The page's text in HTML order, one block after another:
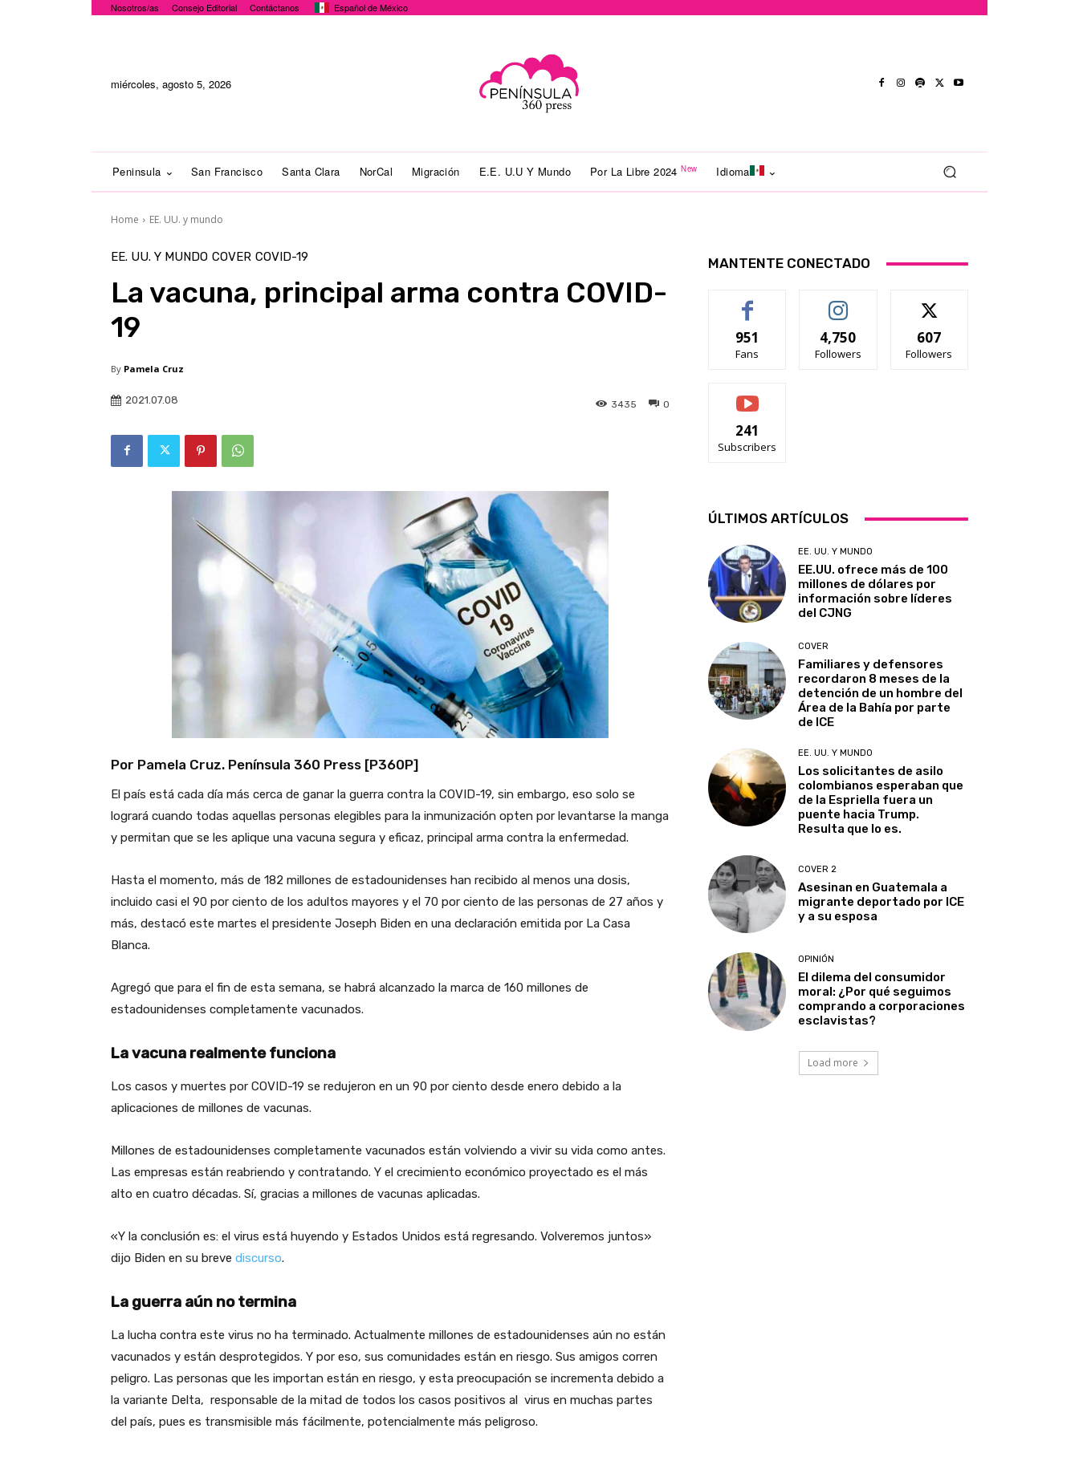
Nosotros/as Consejo Editorial Contáctanos Español de México
miércoles, agosto 5, 2026
Peninsula San Francisco Santa Clara NorCal Migración E.E. U.U Y Mundo Por La Libre 2024New Idioma
Home EE. UU. y mundo
EE. UU. Y MUNDO COVER COVID-19
La vacuna, principal arma contra COVID-
19
By Pamela Cruz
2021.07.08 0
3435
Por Pamela Cruz. Península 360 Press [P360P]
El país está cada día más cerca de ganar la guerra contra la COVID-19, sin embargo, eso solo se
logrará cuando todas aquellas personas elegibles para la inmunización opten por levantarse la manga
y permitan que se les aplique una vacuna segura y eficaz, principal arma contra la enfermedad.
Hasta el momento, más de 182 millones de estadounidenses han recibido al menos una dosis,
incluido casi el 90 por ciento de los adultos mayores y el 70 por ciento de las personas de 27 años y
más, destacó este martes el presidente Joseph Biden en una declaración emitida por La Casa
Blanca.
Agregó que para el fin de esta semana, se habrá alcanzado la marca de 160 millones de
estadounidenses completamente vacunados.
La vacuna realmente funciona
Los casos y muertes por COVID-19 se redujeron en un 90 por ciento desde enero debido a la
aplicaciones de millones de vacunas.
Millones de estadounidenses completamente vacunados están volviendo a vivir su vida como antes.
Las empresas están reabriendo y contratando. Y el crecimiento económico proyectado es el más
alto en cuatro décadas. Sí, gracias a millones de vacunas aplicadas.
«Y la conclusión es: el virus está huyendo y Estados Unidos está regresando. Volveremos juntos»
dijo Biden en su breve discurso.
La guerra aún no termina
La lucha contra este virus no ha terminado. Actualmente millones de estadounidenses aún no están
vacunados y están desprotegidos. Y por eso, sus comunidades están en riesgo. Sus amigos corren
peligro. Las personas que les importan están en riesgo, y esta preocupación se incrementa debido a
la variante Delta, responsable de la mitad de todos los casos positivos al virus en muchas partes
del país, pues es transmisible más fácilmente, potencialmente más peligroso.
MANTENTE CONECTADO
951
Fans
4,750
Followers
607
Followers
241
Subscribers
ÚLTIMOS ARTÍCULOS
EE. UU. Y MUNDO
EE.UU. ofrece más de 100
millones de dólares por
información sobre líderes
del CJNG
COVER
Familiares y defensores
recordaron 8 meses de la
detención de un hombre del
Área de la Bahía por parte
de ICE
EE. UU. Y MUNDO
Los solicitantes de asilo
colombianos esperaban que
de la Espriella fuera un
puente hacia Trump.
Resulta que lo es.
COVER 2
Asesinan en Guatemala a
migrante deportado por ICE
y a su esposa
OPINIÓN
El dilema del consumidor
moral: ¿Por qué seguimos
comprando a corporaciones
esclavistas?
Load more